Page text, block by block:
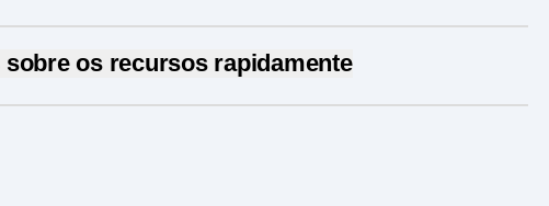
com o gerenciamento fluido de identidade.
asimplementações em fasescom apenas alguns
os recursos rapidamente
do usuário com apenas alguns cliques.